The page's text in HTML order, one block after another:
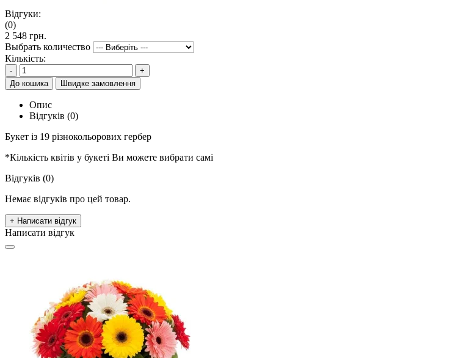
Відгуки:
(0)
2 548 грн.
Выбрать количество
Кількість:
-
+
До кошика
Швидке замовлення
Опис
Відгуків (0)
Букет із 19 різнокольорових гербер
*Кількість квітів у букеті Ви можете вибрати самі
Відгуків (0)
Немає відгуків про цей товар.
+ Написати відгук
Написати відгук